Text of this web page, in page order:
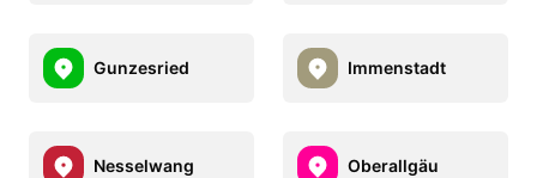
Gunzesried Immenstadt
Nesselwang Oberallgäu